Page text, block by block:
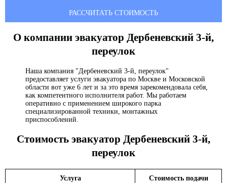
РАССЧИТАТЬ СТОИМОСТЬ
О компании эвакуатор Дербеневский 3-й,
переулок
Наша компания "Дербеневский 3-й, переулок"
предоставляет услуги эвакуатора по Москве и Московской
области вот уже 6 лет и за это время зарекомендовала себя,
как компетентного исполнителя работ. Мы работаем
оперативно с применением широкого парка
специализированной техники, монтажных
приспособлений.
Стоимость эвакуатор Дербеневский 3-й,
переулок
Услуга Стоимость подачи